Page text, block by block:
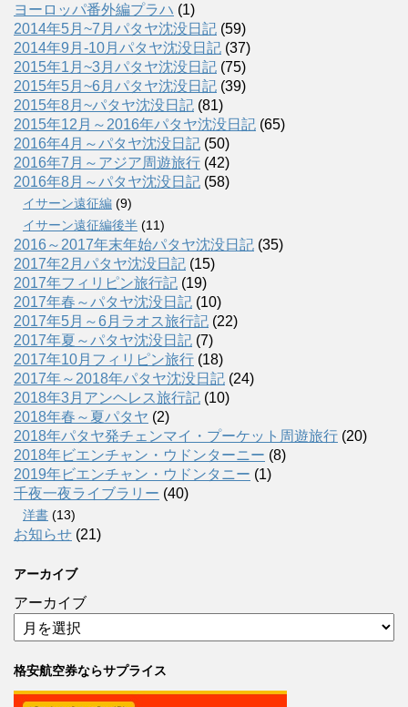
ヨーロッパ番外編プラハ (1)
2014年5月~7月パタヤ沈没日記 (59)
2014年9月-10月パタヤ沈没日記 (37)
2015年1月~3月パタヤ沈没日記 (75)
2015年5月~6月パタヤ沈没日記 (39)
2015年8月~パタヤ沈没日記 (81)
2015年12月～2016年パタヤ沈没日記 (65)
2016年4月～パタヤ沈没日記 (50)
2016年7月～アジア周遊旅行 (42)
2016年8月～パタヤ沈没日記 (58)
イサーン遠征編 (9)
イサーン遠征編後半 (11)
2016～2017年末年始パタヤ沈没日記 (35)
2017年2月パタヤ沈没日記 (15)
2017年フィリピン旅行記 (19)
2017年春～パタヤ沈没日記 (10)
2017年5月～6月ラオス旅行記 (22)
2017年夏～パタヤ沈没日記 (7)
2017年10月フィリピン旅行 (18)
2017年～2018年パタヤ沈没日記 (24)
2018年3月アンヘレス旅行記 (10)
2018年春～夏パタヤ (2)
2018年パタヤ発チェンマイ・プーケット周遊旅行 (20)
2018年ビエンチャン・ウドンターニー (8)
2019年ビエンチャン・ウドンタニー (1)
千夜一夜ライブラリー (40)
洋書 (13)
お知らせ (21)
アーカイブ
アーカイブ
格安航空券ならサプライス